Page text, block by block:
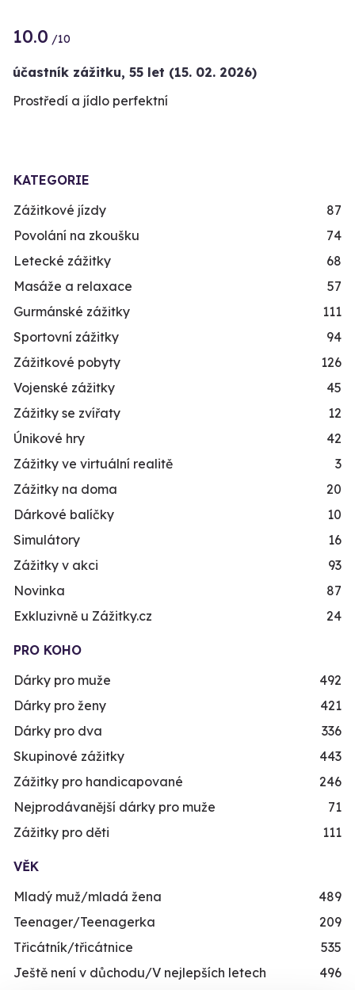
10.0 /10
účastník zážitku, 55 let (15. 02. 2026)
Prostředí a jídlo perfektní
KATEGORIE
Zážitkové jízdy
87
Povolání na zkoušku
74
Letecké zážitky
68
Masáže a relaxace
57
Gurmánské zážitky
111
Sportovní zážitky
94
Zážitkové pobyty
126
Vojenské zážitky
45
Zážitky se zvířaty
12
Únikové hry
42
Zážitky ve virtuální realitě
3
Zážitky na doma
20
Dárkové balíčky
10
Simulátory
16
Zážitky v akci
93
Novinka
87
Exkluzivně u Zážitky.cz
24
PRO KOHO
Dárky pro muže
492
Dárky pro ženy
421
Dárky pro dva
336
Skupinové zážitky
443
Zážitky pro handicapované
246
Nejprodávanější dárky pro muže
71
Zážitky pro děti
111
VĚK
Mladý muž/mladá žena
489
Teenager/Teenagerka
209
Třicátník/třicátnice
535
Ještě není v důchodu/V nejlepších letech
496